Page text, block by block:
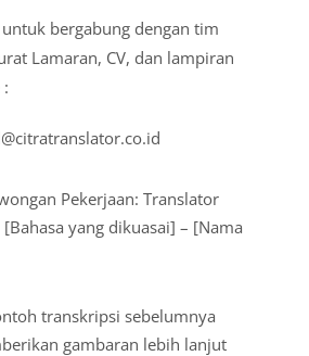
bergabung dengan tim
Lamaran, CV, dan lampiran
Pekerjaan: Translator
yang dikuasai] – [Nama
transkripsi sebelumnya
gambaran lebih lanjut